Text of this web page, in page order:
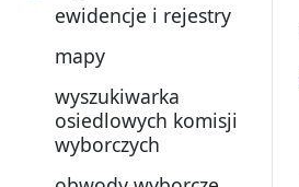
ewidencje i rejestry
mapy
wyszukiwarka
osiedlowych komisji
wyborczych